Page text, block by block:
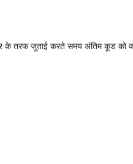
के तरफ जुताई करते समय अंतिम कूड को